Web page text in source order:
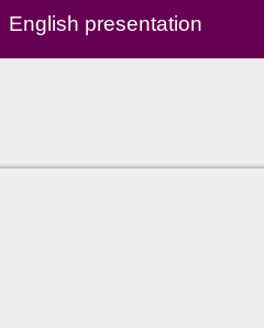
English presentation